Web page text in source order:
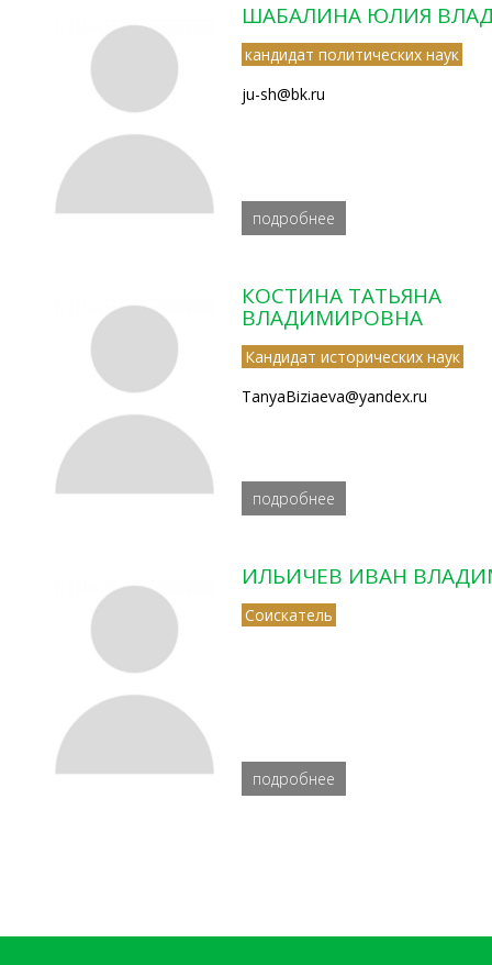
ШАБАЛИНА ЮЛИЯ
кандидат политических наук
ju-sh@bk.ru
подробнее
КОСТИНА ТАТЬЯНА
ВЛАДИМИРОВНА
Кандидат исторических наук
TanyaBiziaeva@yandex.ru
подробнее
ИЛЬИЧЕВ ИВАН
Соискатель
подробнее